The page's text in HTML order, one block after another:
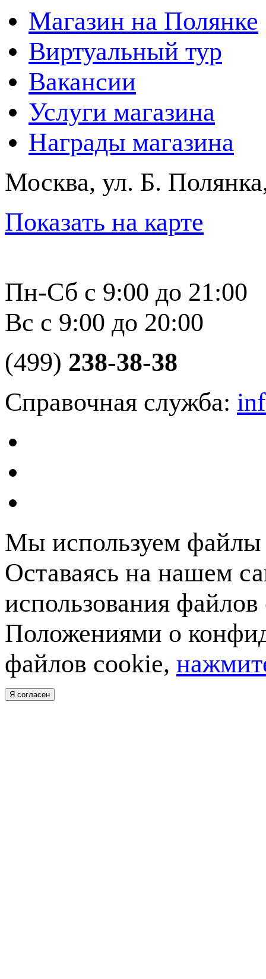
Магазин на Полянке
Виртуальный тур
Вакансии
Услуги магазина
Награды магазина
Москва, ул. Б.
Показать на карте
Пн-Сб с 9:00 до 21:00
Вс с 9:00 до 20:00
(499) 238-38-38
Справочная служба:
Мы используем файлы
Оставаясь на нашем
использования
Положениями о
файлов cookie,
Я согласен